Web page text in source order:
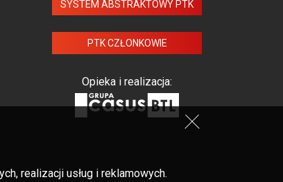
SYSTEM ABSTRAKTOWY PTK
PTK CZŁONKOWIE
Opieka i realizacja:
realizacji usług i reklamowych.